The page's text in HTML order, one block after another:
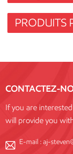
PRODUITS
CONTACTEZ-
If you are
will provide you
E-mail :aj-